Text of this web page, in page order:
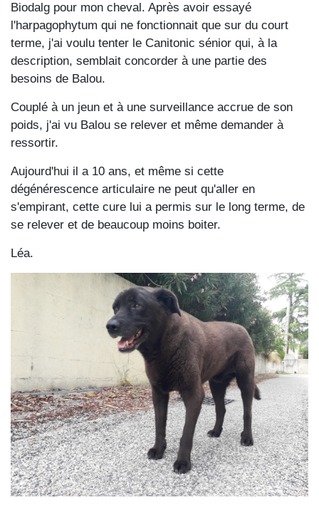
Biodalg pour mon cheval. Après avoir essayé
l'harpagophytum qui ne fonctionnait que sur du court
terme, j'ai voulu tenter le Canitonic sénior qui, à la
description, semblait concorder à une partie des
besoins de Balou.
Couplé à un jeun et à une surveillance accrue de son
poids, j'ai vu Balou se relever et même demander à
ressortir.
Aujourd'hui il a 10 ans, et même si cette
dégénérescence articulaire ne peut qu'aller en
s'empirant, cette cure lui a permis sur le long terme, de
se relever et de beaucoup moins boiter.
Léa.